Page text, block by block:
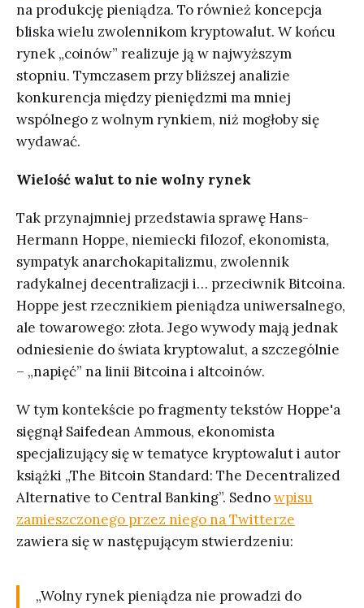
na produkcję pieniądza. To również koncepcja
bliska wielu zwolennikom kryptowalut. W końcu
rynek „coinów” realizuje ją w najwyższym
stopniu. Tymczasem przy bliższej analizie
konkurencja między pieniędzmi ma mniej
wspólnego z wolnym rynkiem, niż mogłoby się
wydawać.
Wielość walut to nie wolny rynek
Tak przynajmniej przedstawia sprawę Hans-
Hermann Hoppe, niemiecki filozof, ekonomista,
sympatyk anarchokapitalizmu, zwolennik
radykalnej decentralizacji i… przeciwnik Bitcoina.
Hoppe jest rzecznikiem pieniądza uniwersalnego,
ale towarowego: złota. Jego wywody mają jednak
odniesienie do świata kryptowalut, a szczególnie
– „napięć” na linii Bitcoina i altcoinów.
W tym kontekście po fragmenty tekstów Hoppe'a
sięgnął Saifedean Ammous, ekonomista
specjalizujący się w tematyce kryptowalut i autor
książki „The Bitcoin Standard: The Decentralized
Alternative to Central Banking”. Sednowpisu
zamieszczonego przez niego na Twitterze
zawiera się w następującym stwierdzeniu:
„Wolny rynek pieniądza nie prowadzi do